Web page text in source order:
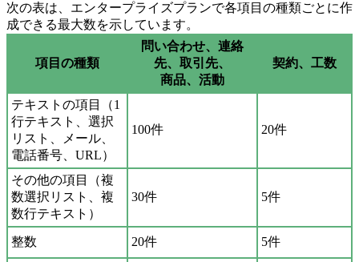
次の表は、エンタープライズプランで各項目の種類ごとに作
成できる最大数を示しています。
項目の種類
問い合わせ、連絡
先、取引先、
商品、活動
契約、工数
テキストの項目（1
行テキスト、選択
リスト、メール、
電話番号、URL）
100件 20件
その他の項目（複
数選択リスト、複
数行テキスト）
30件 5件
整数 20件 5件